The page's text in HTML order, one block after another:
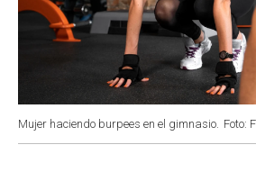
Mujer haciendo burpees en el gimnasio. Foto: